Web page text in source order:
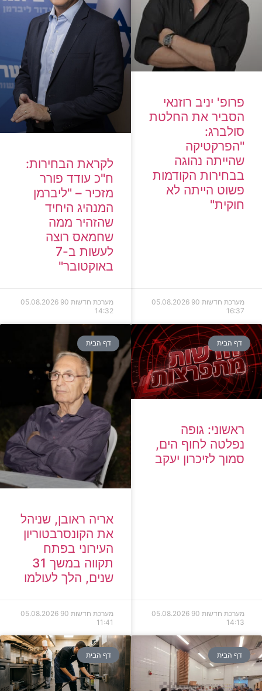
פרופ' יניב רוזנאי
הסביר את החלטת
סולברג:
"הפרקטיקה
שהייתה נהוגה
בבחירות הקודמות
פשוט הייתה לא
חוקית"
מערכת חדשות 90
05.08.2026
16:37
לקראת הבחירות:
ח"כ עודד פורר
מזכיר – "ליברמן
המנהיג היחיד
שהזהיר ממה
שחמאס רוצה
לעשות ב-7
באוקטובר"
מערכת חדשות 90
05.08.2026
14:32
דף הבית
ראשוני: גופה
נפלטה לחוף הים,
סמוך לזיכרון יעקב
מערכת חדשות 90
05.08.2026
14:13
דף הבית
אריה ראובן, שניהל
את הקונסרבטוריון
העירוני בפתח
תקווה במשך 31
שנים, הלך לעולמו
מערכת חדשות 90
05.08.2026
11:41
דף הבית דף הבית